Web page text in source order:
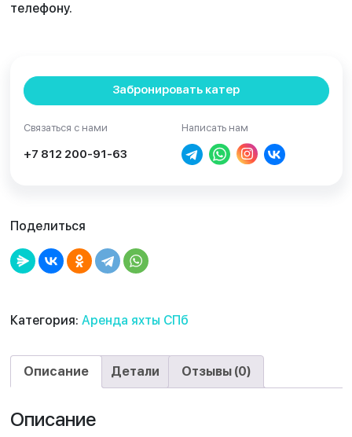
телефону.
Забронировать катер
Связаться с нами
+7 812 200-91-63
Написать нам
Поделиться
Категория: Аренда яхты СПб
Описание Детали Отзывы (0)
Описание